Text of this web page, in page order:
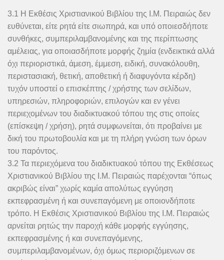
3.1 Η Εκθέσις Χριστιανικού Βιβλίου της Ι.Μ. Πειραιώς δεν
ευθύνεται, είτε ρητά είτε σιωπηρά, και υπό οποιεσδήποτε
συνθήκες, συμπεριλαμβανομένης και της περίπτωσης
αμέλειας, για οποιασδήποτε μορφής ζημία (ενδεικτικά αλλά
όχι περιοριστικά, άμεση, έμμεση, ειδική, συνακόλουθη,
περιστασιακή, θετική, αποθετική ή διαφυγόντα κέρδη)
τυχόν υποστεί ο επισκέπτης / χρήστης των σελίδων,
υπηρεσιών, πληροφοριών, επιλογών και εν γένει
περιεχομένων του διαδικτυακού τόπου της στις οποίες
(επίσκεψη / χρήση), ρητά συμφωνείται, ότι προβαίνει με
δική του πρωτοβουλία και με τη πλήρη γνώση των όρων
του παρόντος.
3.2 Τα περιεχόμενα του διαδικτυακού τόπου της Εκθέσεως
Χριστιανικού Βιβλίου της Ι.Μ. Πειραιώς παρέχονται “όπως
ακριβώς είναι” χωρίς καμία απολύτως εγγύηση
εκπεφρασμένη ή και συνεπαγόμενη με οποιονδήποτε
τρόπο. Η Εκθέσις Χριστιανικού Βιβλίου της Ι.Μ. Πειραιώς
αρνείται ρητώς την παροχή κάθε μορφής εγγύησης,
εκπεφρασμένης ή και συνεπαγόμενης,
συμπεριλαμβανομένων, όχι όμως περιοριζόμενων σε